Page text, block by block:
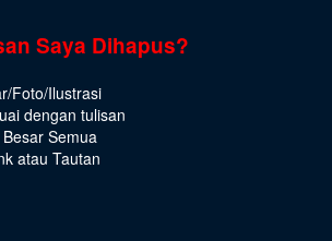
Saya Dihapus?
Foto/Ilustrasi
dengan tulisan
Semua
atau Tautan